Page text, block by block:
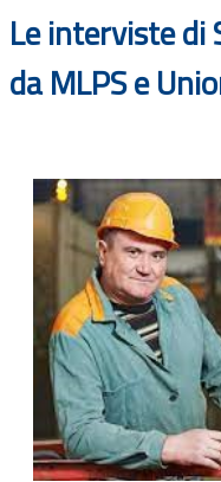
Le interviste di
da MLPS e